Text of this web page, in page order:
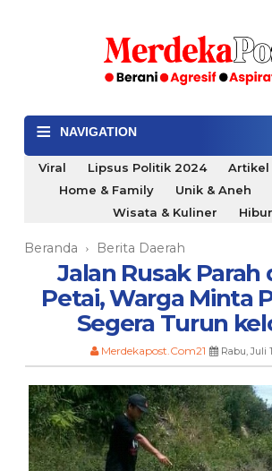
≡ NAVIGATION
Viral Lipsus Politik 2024 Artikel
Home & Family
Unik & Aneh
Wisata & Kuliner
Beranda › Berita Daerah
Jalan Rusak Parah
Petai, Warga Minta
Segera Turun
Merdekapost.Com21 Rabu, Juli